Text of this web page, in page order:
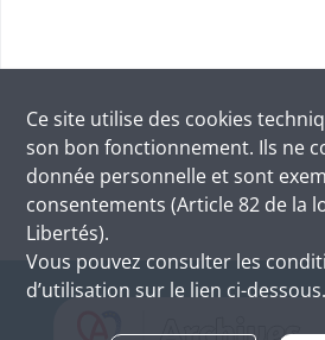
Ce site utilise des cookies
son bon fonctionnement. Ils ne
donnée personnelle et sont
consentements (Article 82 de la
Libertés).
Vous pouvez consulter les
d’utilisation sur le lien ci-dessous.